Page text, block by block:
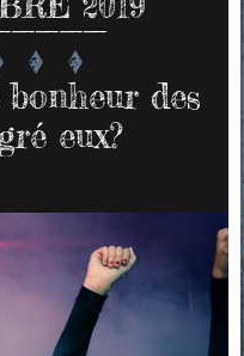
des
eux?